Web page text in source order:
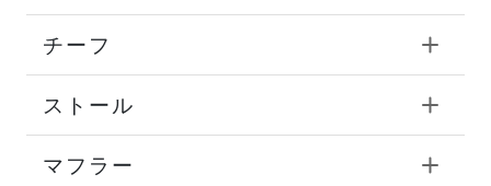
チーフ
ストール
マフラー